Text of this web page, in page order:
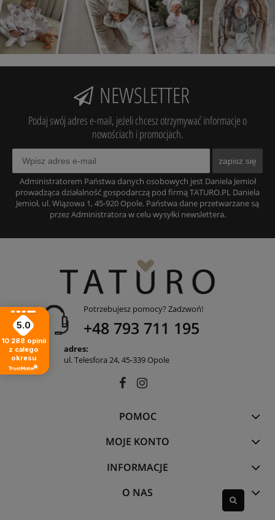
NEWSLETTER
Podaj swój adres e-mail, jeżeli chcesz otrzymywać informacje o
nowościach i promocjach.
zapisz się
Administratorem Państwa danych osobowych jest Daniela Jemioł
prowadząca działalność gospodarczą pod firmą TATURO.PL Daniela
Jemioł, ul. Wiązowa 1, 45-920 Opole. Państwa dane przetwarzane są
przez Administratora w celu wysyłki newslettera.
Potrzebujesz pomocy? Zadzwoń!
+48 793 711 195
adres:
ul. Telesfora 24, 45-339 Opole
POMOC
MOJE KONTO
INFORMACJE
O NAS
5.0
10 288 opinii
z całego
okresu